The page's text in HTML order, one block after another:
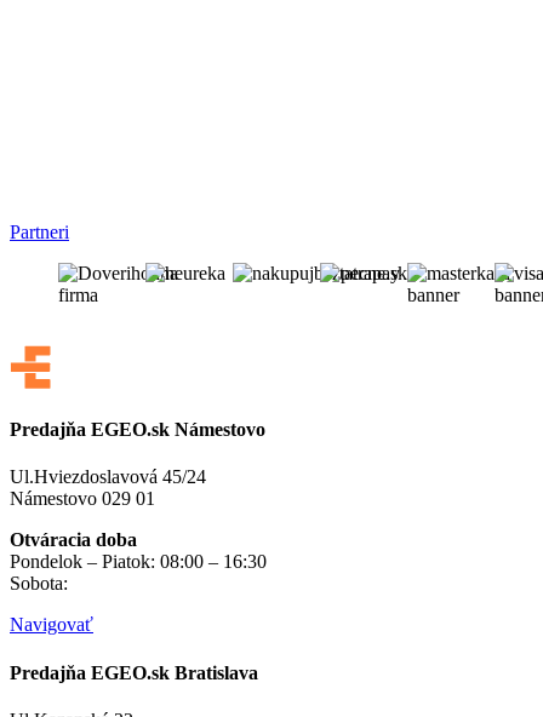
Partneri
Predajňa EGEO.sk Námestovo
Ul.Hviezdoslavová 45/24
Námestovo 029 01
Otváracia doba
Pondelok – Piatok: 08:00 – 16:30
Sobota:
Navigovať
Predajňa EGEO.sk Bratislava